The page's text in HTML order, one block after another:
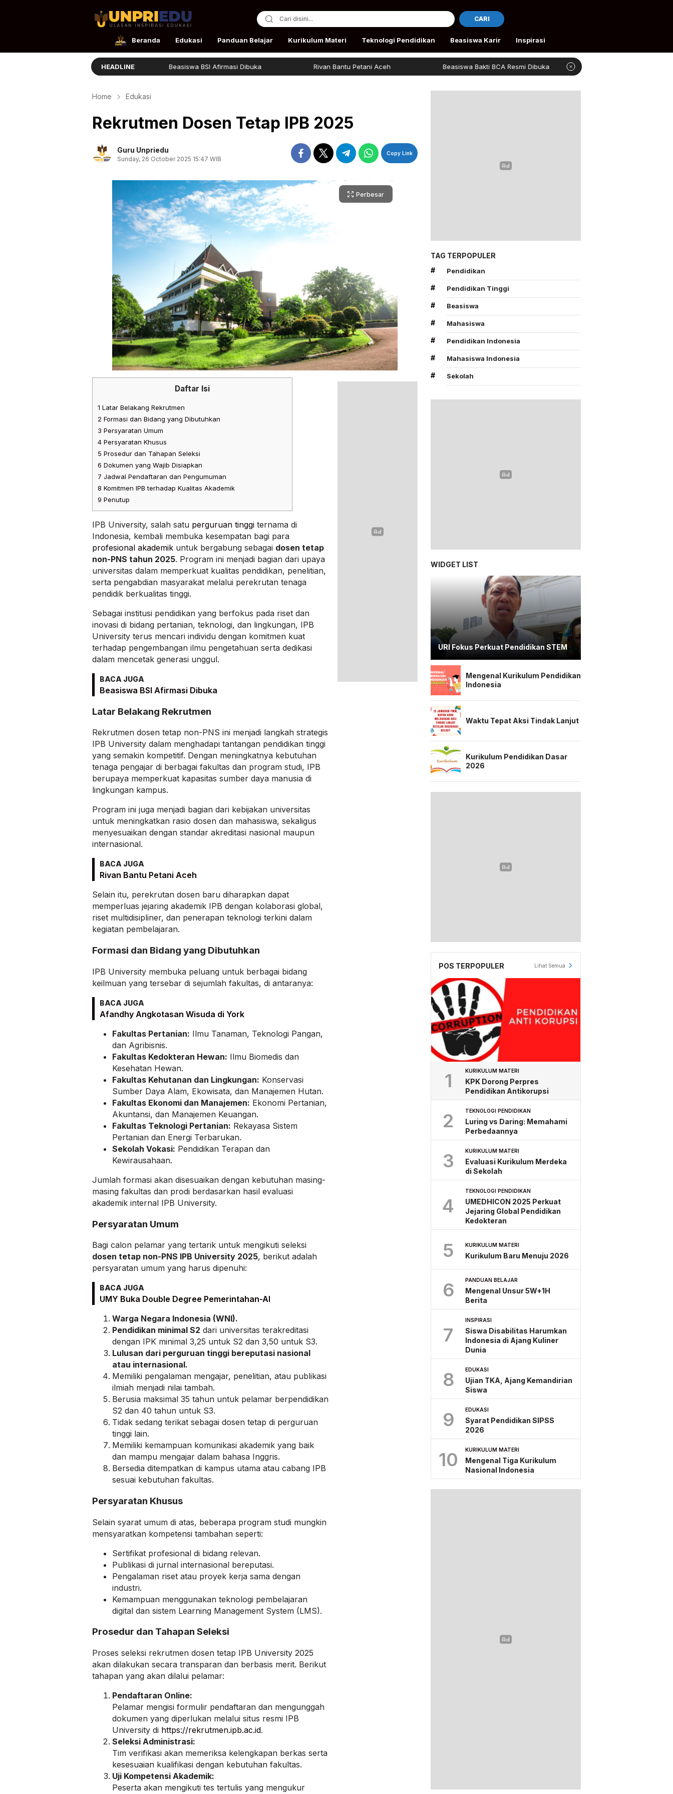
UnpriEdu
Ulasan Inspirasi Edukasi
CARI
Beranda Edukasi Panduan Belajar Kurikulum Materi Teknologi Pendidikan Beasiswa Karir Inspirasi
HEADLINEBeasiswa BSI Afirmasi Dibuka Rivan Bantu Petani Aceh Beasiswa Bakti BCA Resmi Dibuka 4 Beasiswa Gratis Kuliah Romania
Home Edukasi
Rekrutmen Dosen Tetap IPB 2025
Guru Unpriedu
Sunday, 26 October 2025 15:47 WIB
Copy Link
Perbesar
Daftar Isi
1 Latar Belakang Rekrutmen
2 Formasi dan Bidang yang Dibutuhkan
3 Persyaratan Umum
4 Persyaratan Khusus
5 Prosedur dan Tahapan Seleksi
6 Dokumen yang Wajib Disiapkan
7 Jadwal Pendaftaran dan Pengumuman
8 Komitmen IPB terhadap Kualitas Akademik
9 Penutup
IPB University, salah satu perguruan tinggi ternama di
Indonesia, kembali membuka kesempatan bagi para
profesional akademik untuk bergabung sebagai dosen tetap
non-PNS tahun 2025. Program ini menjadi bagian dari upaya
universitas dalam memperkuat kualitas pendidikan, penelitian,
serta pengabdian masyarakat melalui perekrutan tenaga
pendidik berkualitas tinggi.
Sebagai institusi pendidikan yang berfokus pada riset dan
inovasi di bidang pertanian, teknologi, dan lingkungan, IPB
University terus mencari individu dengan komitmen kuat
terhadap pengembangan ilmu pengetahuan serta dedikasi
dalam mencetak generasi unggul.
BACA JUGA
Beasiswa BSI Afirmasi Dibuka
Latar Belakang Rekrutmen
Rekrutmen dosen tetap non-PNS ini menjadi langkah strategis
IPB University dalam menghadapi tantangan pendidikan tinggi
yang semakin kompetitif. Dengan meningkatnya kebutuhan
tenaga pengajar di berbagai fakultas dan program studi, IPB
berupaya memperkuat kapasitas sumber daya manusia di
lingkungan kampus.
Program ini juga menjadi bagian dari kebijakan universitas
untuk meningkatkan rasio dosen dan mahasiswa, sekaligus
menyesuaikan dengan standar akreditasi nasional maupun
internasional.
BACA JUGA
Rivan Bantu Petani Aceh
Selain itu, perekrutan dosen baru diharapkan dapat
memperluas jejaring akademik IPB dengan kolaborasi global,
riset multidisipliner, dan penerapan teknologi terkini dalam
kegiatan pembelajaran.
Formasi dan Bidang yang Dibutuhkan
IPB University membuka peluang untuk berbagai bidang
keilmuan yang tersebar di sejumlah fakultas, di antaranya:
BACA JUGA
Afandhy Angkotasan Wisuda di York
Fakultas Pertanian: Ilmu Tanaman, Teknologi Pangan,
dan Agribisnis.
Fakultas Kedokteran Hewan: Ilmu Biomedis dan
Kesehatan Hewan.
Fakultas Kehutanan dan Lingkungan: Konservasi
Sumber Daya Alam, Ekowisata, dan Manajemen Hutan.
Fakultas Ekonomi dan Manajemen: Ekonomi Pertanian,
Akuntansi, dan Manajemen Keuangan.
Fakultas Teknologi Pertanian: Rekayasa Sistem
Pertanian dan Energi Terbarukan.
Sekolah Vokasi: Pendidikan Terapan dan
Kewirausahaan.
Jumlah formasi akan disesuaikan dengan kebutuhan masing-
masing fakultas dan prodi berdasarkan hasil evaluasi
akademik internal IPB University.
Persyaratan Umum
Bagi calon pelamar yang tertarik untuk mengikuti seleksi
dosen tetap non-PNS IPB University 2025, berikut adalah
persyaratan umum yang harus dipenuhi:
BACA JUGA
UMY Buka Double Degree Pemerintahan-AI
Warga Negara Indonesia (WNI).
Pendidikan minimal S2 dari universitas terakreditasi
dengan IPK minimal 3,25 untuk S2 dan 3,50 untuk S3.
Lulusan dari perguruan tinggi bereputasi nasional
atau internasional.
Memiliki pengalaman mengajar, penelitian, atau publikasi
ilmiah menjadi nilai tambah.
Berusia maksimal 35 tahun untuk pelamar berpendidikan
S2 dan 40 tahun untuk S3.
Tidak sedang terikat sebagai dosen tetap di perguruan
tinggi lain.
Memiliki kemampuan komunikasi akademik yang baik
dan mampu mengajar dalam bahasa Inggris.
Bersedia ditempatkan di kampus utama atau cabang IPB
sesuai kebutuhan fakultas.
Persyaratan Khusus
Selain syarat umum di atas, beberapa program studi mungkin
mensyaratkan kompetensi tambahan seperti:
Sertifikat profesional di bidang relevan.
Publikasi di jurnal internasional bereputasi.
Pengalaman riset atau proyek kerja sama dengan
industri.
Kemampuan menggunakan teknologi pembelajaran
digital dan sistem Learning Management System (LMS).
Prosedur dan Tahapan Seleksi
Proses seleksi rekrutmen dosen tetap IPB University 2025
akan dilakukan secara transparan dan berbasis merit. Berikut
tahapan yang akan dilalui pelamar:
Pendaftaran Online:
Pelamar mengisi formulir pendaftaran dan mengunggah
dokumen yang diperlukan melalui situs resmi IPB
University di https://rekrutmen.ipb.ac.id.
Seleksi Administrasi:
Tim verifikasi akan memeriksa kelengkapan berkas serta
kesesuaian kualifikasi dengan kebutuhan fakultas.
Uji Kompetensi Akademik:
Peserta akan mengikuti tes tertulis yang mengukur
TAG TERPOPULER
#
Pendidikan
# Pendidikan Tinggi
# Beasiswa
# Mahasiswa
# Pendidikan Indonesia
# Mahasiswa Indonesia
# Sekolah
WIDGET LIST
URI Fokus Perkuat Pendidikan STEM
Mengenal Kurikulum Pendidikan
Indonesia
Waktu Tepat Aksi Tindak Lanjut
Kurikulum Pendidikan Dasar
2026
POS TERPOPULER Lihat Semua
1 KURIKULUM MATERI
KPK Dorong Perpres
Pendidikan Antikorupsi
2 TEKNOLOGI PENDIDIKAN
Luring vs Daring: Memahami
Perbedaannya
3 KURIKULUM MATERI
Evaluasi Kurikulum Merdeka
di Sekolah
4
TEKNOLOGI PENDIDIKAN
UMEDHICON 2025 Perkuat
Jejaring Global Pendidikan
Kedokteran
5 KURIKULUM MATERI
Kurikulum Baru Menuju 2026
6 PANDUAN BELAJAR
Mengenal Unsur 5W+1H
Berita
7
INSPIRASI
Siswa Disabilitas Harumkan
Indonesia di Ajang Kuliner
Dunia
8 EDUKASI
Ujian TKA, Ajang Kemandirian
Siswa
9 EDUKASI
Syarat Pendidikan SIPSS
2026
10 KURIKULUM MATERI
Mengenal Tiga Kurikulum
Nasional Indonesia